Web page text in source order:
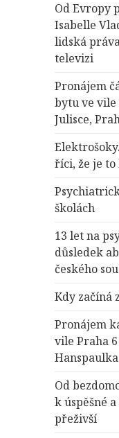
Od Evropy
Isabelle
lidská
televizi
Pronájem
bytu ve vile
Julisce,
říci, že je to
školách
13 let na
důsledek
českého
Kdy začíná
Pronájem
vile Praha
Hanspaulka
Od
k úspěšné
přeživší